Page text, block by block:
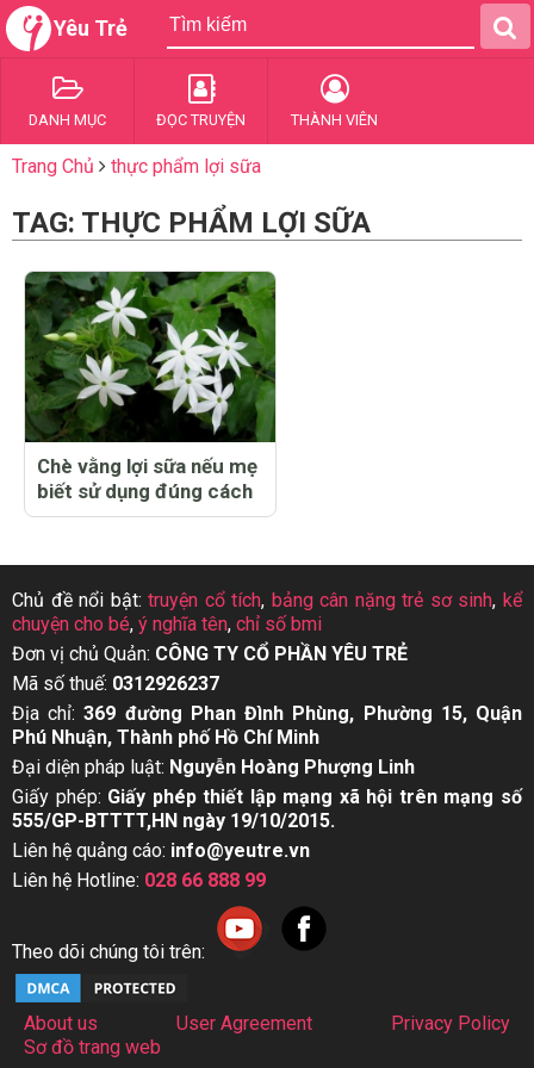
Yêu Trẻ
DANH MỤC ĐỌC TRUYỆN THÀNH VIÊN
Trang Chủ thực phẩm lợi sữa
TAG: THỰC PHẨM LỢI SỮA
Chè vằng lợi sữa nếu mẹ
biết sử dụng đúng cách
Chủ đề nổi bật:truyện cổ tích, bảng cân nặng trẻ sơ sinh,kể
chuyện cho bé, ý nghĩa tên, chỉ số bmi
Đơn vị chủ Quản: CÔNG TY CỔ PHẦN YÊU TRẺ
Mã số thuế: 0312926237
Địa chỉ:369 đường Phan Đình Phùng, Phường 15, Quận
Phú Nhuận, Thành phố Hồ Chí Minh
Đại diện pháp luật: Nguyễn Hoàng Phượng Linh
Giấy phép: Giấy phép thiết lập mạng xã hội trên mạng số
555/GP-BTTTT,HN ngày 19/10/2015.
Liên hệ quảng cáo: info@yeutre.vn
Liên hệ Hotline: 028 66 888 99
Theo dõi chúng tôi trên:
About us User Agreement
Privacy Policy
Sơ đồ trang web